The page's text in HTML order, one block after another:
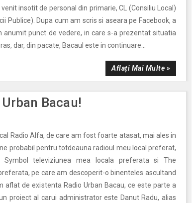
insotit de personal din primarie, CL (Consiliu Local)
Publice). Dupa cum am scris si aseara pe Facebook, a
punct de vedere, in care s-a prezentat situatia
dar, din pacate, Bacaul este in continuare...
Aflați Mai Multe »
Bacau!
Radio Alfa, de care am fost foarte atasat, mai ales in
probabil pentru totdeauna radioul meu local preferat,
televiziunea mea locala preferata si The
pe care am descoperit-o binenteles ascultand
aflat de existenta Radio Urban Bacau, ce este parte a
proiect al carui administrator este Danut Radu, alias